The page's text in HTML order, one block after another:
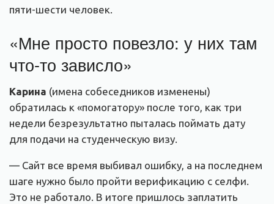
пяти-шести человек.
«Мне просто повезло: у них там
что-то зависло»
Карина (имена собеседников изменены)
обратилась к «помогатору» после того, как три
недели безрезультатно пыталась поймать дату
для подачи на студенческую визу.
— Сайт все время выбивал ошибку, а на последнем
шаге нужно было пройти верификацию с селфи.
Это не работало. В итоге пришлось заплатить